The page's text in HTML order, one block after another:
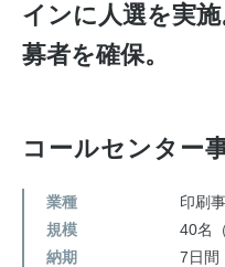
お問い合わせ
インに人選を実
募者を確保。
コールセンター
業種
印刷
規模
40名
納期
7日間